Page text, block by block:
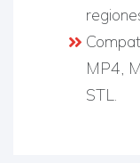
MP4,
STL.